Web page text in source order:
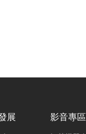
展 影音專區